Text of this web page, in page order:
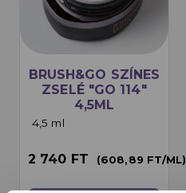
BRUSH&GO SZÍNES
ZSELÉ "GO 114"
4,5ML
4,5 ml
2 740 FT (608,89 FT/ML)